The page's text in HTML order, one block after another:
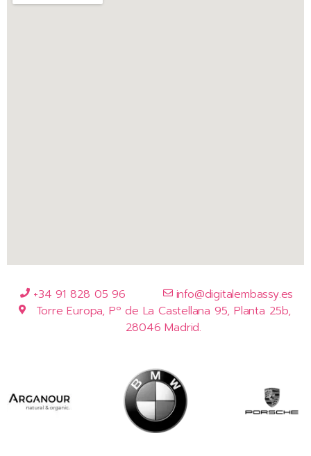
+34 91 828 05 96
info@digitalembassy.es
Torre Europa, Pº de La Castellana 95, Planta 25b,
28046 Madrid.